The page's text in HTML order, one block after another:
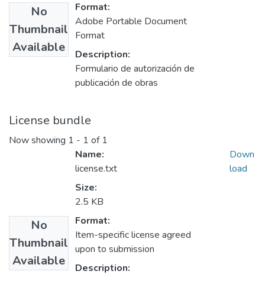
No
Thumbnail
Available
Format:
Adobe Portable Document
Format
Description:
Formulario de autorización de
publicación de obras
License bundle
Now showing 1 - 1 of 1
No
Thumbnail
Available
Name:
license.txt
Size:
2.5 KB
Format:
Item-specific license agreed
upon to submission
Description:
Down
load